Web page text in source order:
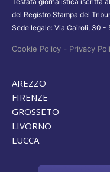
del Registro Stampa del
Sede legale: Via Cairoli, 30 -
Cookie Policy - Privacy
AREZZO
FIRENZE
GROSSETO
LIVORNO
LUCCA